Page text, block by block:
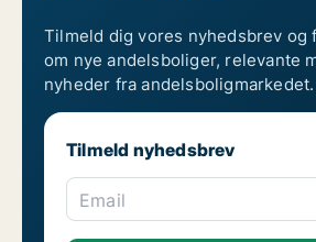
Tilmeld dig vores nyhedsbrev og
om nye andelsboliger, relevante
nyheder fra andelsboligmarkedet.
Tilmeld nyhedsbrev
Email